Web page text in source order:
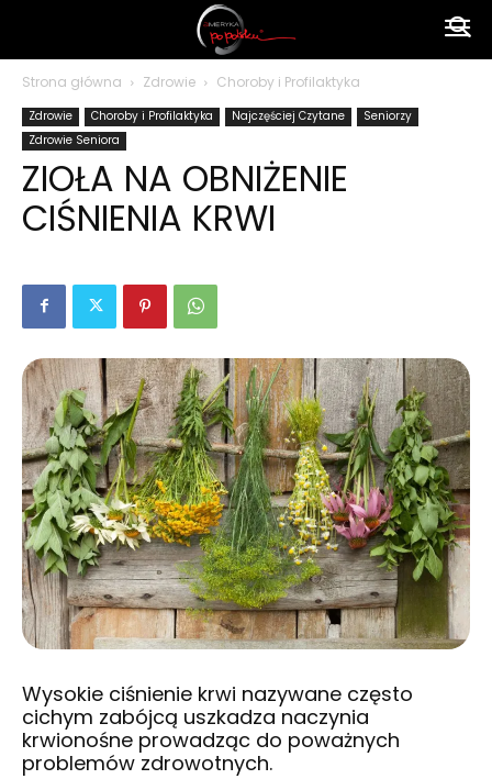
polsku
Strona główna Zdrowie Choroby i Profilaktyka
Zdrowie Choroby i Profilaktyka Najczęściej Czytane
Seniorzy
Zdrowie Seniora
ZIOŁA NA OBNIŻENIE
CIŚNIENIA KRWI
Wysokie ciśnienie krwi nazywane często
cichym zabójcą uszkadza naczynia
krwionośne prowadząc do poważnych
problemów zdrowotnych.